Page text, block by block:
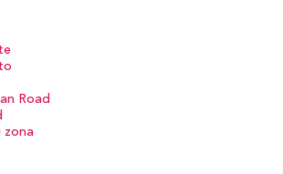
Road
zona